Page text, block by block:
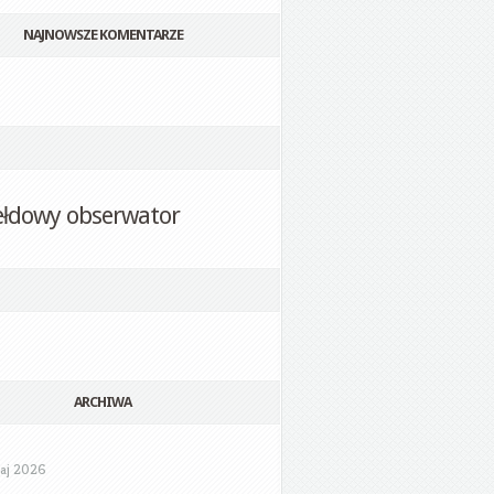
NAJNOWSZE KOMENTARZE
obserwator
ARCHIWA
2026